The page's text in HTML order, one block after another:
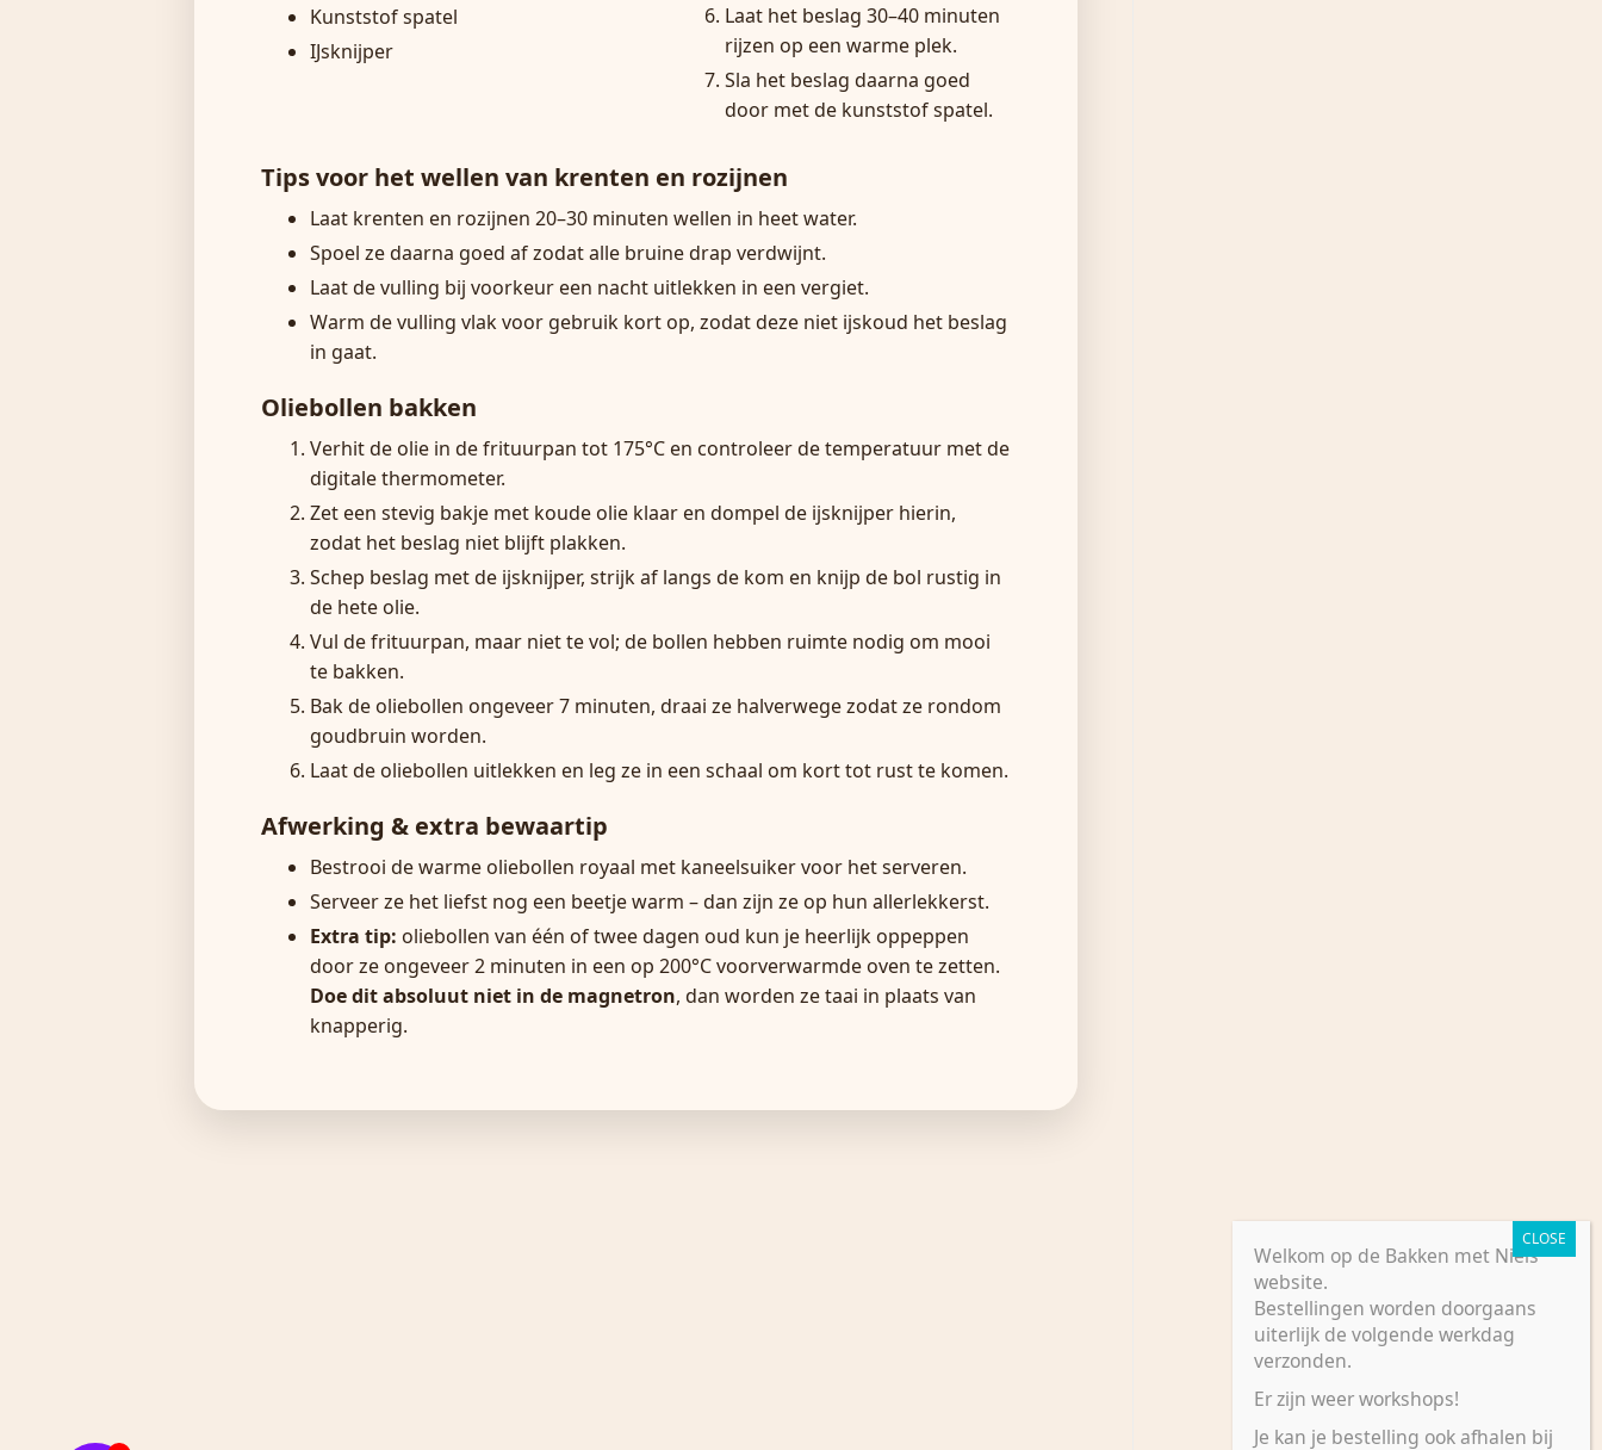
Kunststof spatel
IJsknijper
Laat het beslag 30–40 minuten
rijzen op een warme plek.
Sla het beslag daarna goed
door met de kunststof spatel.
Tips voor het wellen van krenten en rozijnen
Laat krenten en rozijnen 20–30 minuten wellen in heet water.
Spoel ze daarna goed af zodat alle bruine drap verdwijnt.
Laat de vulling bij voorkeur een nacht uitlekken in een vergiet.
Warm de vulling vlak voor gebruik kort op, zodat deze niet ijskoud het beslag
in gaat.
Oliebollen bakken
Verhit de olie in de frituurpan tot 175°C en controleer de temperatuur met de
digitale thermometer.
Zet een stevig bakje met koude olie klaar en dompel de ijsknijper hierin,
zodat het beslag niet blijft plakken.
Schep beslag met de ijsknijper, strijk af langs de kom en knijp de bol rustig in
de hete olie.
Vul de frituurpan, maar niet te vol; de bollen hebben ruimte nodig om mooi
te bakken.
Bak de oliebollen ongeveer 7 minuten, draai ze halverwege zodat ze rondom
goudbruin worden.
Laat de oliebollen uitlekken en leg ze in een schaal om kort tot rust te komen.
Afwerking & extra bewaartip
Bestrooi de warme oliebollen royaal met kaneelsuiker voor het serveren.
Serveer ze het liefst nog een beetje warm – dan zijn ze op hun allerlekkerst.
Extra tip: oliebollen van één of twee dagen oud kun je heerlijk oppeppen
door ze ongeveer 2 minuten in een op 200°C voorverwarmde oven te zetten.
Doe dit absoluut niet in de magnetron, dan worden ze taai in plaats van
knapperig.
Welkom op de Bakken met Niels
website.
Bestellingen worden doorgaans
uiterlijk de volgende werkdag
verzonden.
Er zijn weer workshops!
Je kan je bestelling ook afhalen bij